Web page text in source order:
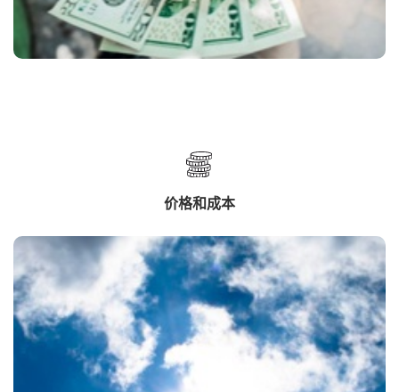
价格和成本